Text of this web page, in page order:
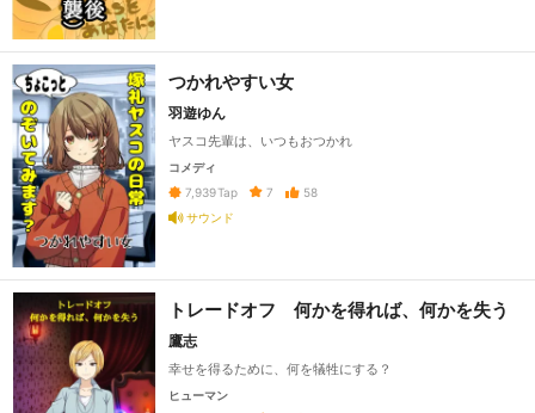
つかれやすい女
羽遊ゆん
ヤスコ先輩は、いつもおつかれ
コメディ
7,939Tap 7
58
サウンド
トレードオフ 何かを得れば、何かを失う
鷹志
幸せを得るために、何を犠牲にする？
ヒューマン